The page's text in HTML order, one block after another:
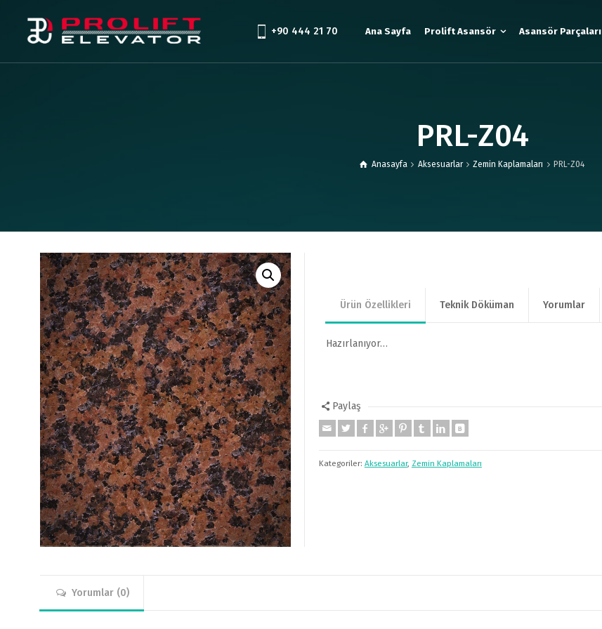
+90 444 21 70 Ana Sayfa Prolift Asansör Asansör Parçaları
PRL-Z04
Anasayfa Aksesuarlar Zemin Kaplamaları PRL-Z04
Ürün Özellikleri Teknik Döküman Yorumlar
Hazırlanıyor…
Paylaş
Kategoriler: Aksesuarlar, Zemin Kaplamaları
Yorumlar (0)